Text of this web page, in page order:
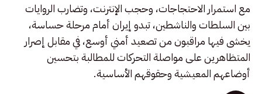
مع استمرار الاحتجاجات، وحجب الإنترنت، وتضارب الروايات
بين السلطات والناشطين، تبدو إيران أمام مرحلة حساسة،
يخشى فيها مراقبون من تصعيد أمني أوسع، في مقابل إصرار
المتظاهرين على مواصلة التحركات للمطالبة بتحسين
أوضاعهم المعيشية وحقوقهم الأساسية.